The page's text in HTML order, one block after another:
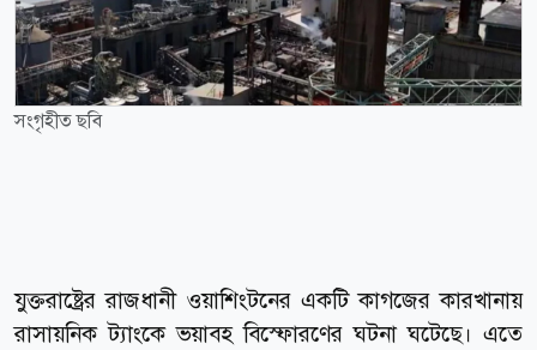
সংগৃহীত ছবি
যুক্তরাষ্ট্রের রাজধানী ওয়াশিংটনের একটি কাগজের কারখানায়
রাসায়নিক ট্যাংকে ভয়াবহ বিস্ফোরণের ঘটনা ঘটেছে। এতে